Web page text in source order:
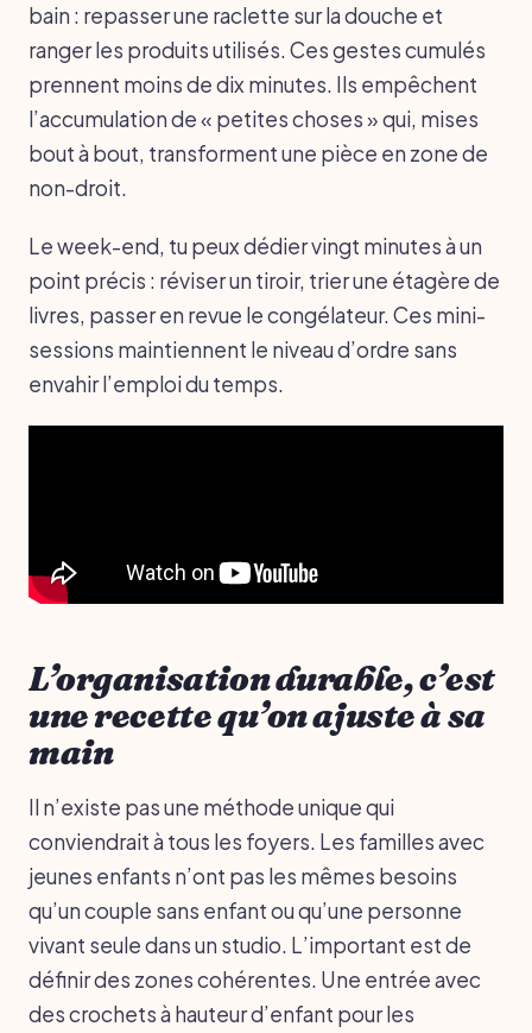
bain : repasser une raclette sur la douche et
ranger les produits utilisés. Ces gestes cumulés
prennent moins de dix minutes. Ils empêchent
l’accumulation de « petites choses » qui, mises
bout à bout, transforment une pièce en zone de
non-droit.
Le week-end, tu peux dédier vingt minutes à un
point précis : réviser un tiroir, trier une étagère de
livres, passer en revue le congélateur. Ces mini-
sessions maintiennent le niveau d’ordre sans
envahir l’emploi du temps.
L’organisation durable, c’est
une recette qu’on ajuste à sa
main
Il n’existe pas une méthode unique qui
conviendrait à tous les foyers. Les familles avec
jeunes enfants n’ont pas les mêmes besoins
qu’un couple sans enfant ou qu’une personne
vivant seule dans un studio. L’important est de
définir des zones cohérentes. Une entrée avec
des crochets à hauteur d’enfant pour les